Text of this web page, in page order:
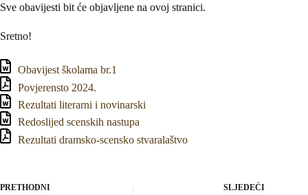
Sve obavijesti bit će objavljene na ovoj stranici.
Sretno!
Obavijest školama br.1
Povjerensto 2024.
Rezultati literarni i novinarski
Redoslijed scenskih nastupa
Rezultati dramsko-scensko stvaralaštvo
PRETHODNI SLJEDEĆI